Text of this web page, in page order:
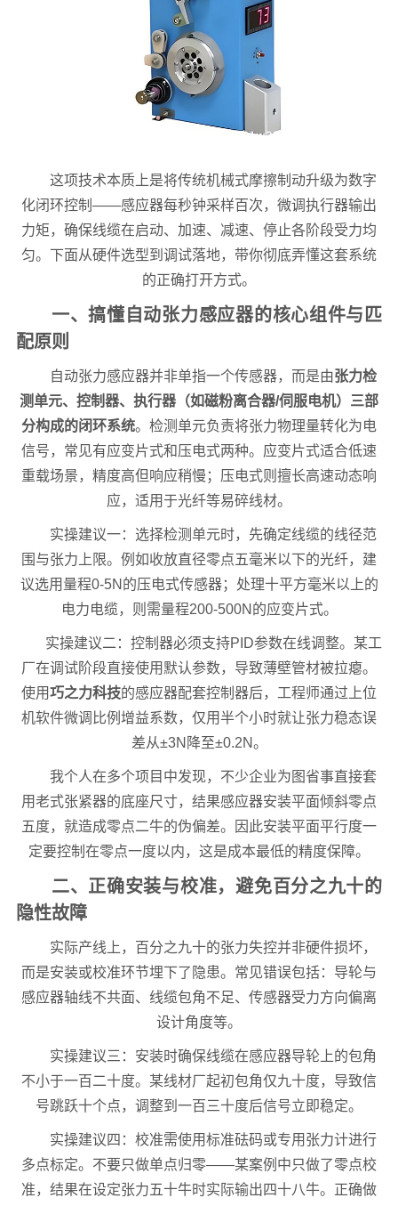
这项技术本质上是将传统机械式摩擦制动升级为数字
化闭环控制——感应器每秒钟采样百次，微调执行器输出
力矩，确保线缆在启动、加速、减速、停止各阶段受力均
匀。下面从硬件选型到调试落地，带你彻底弄懂这套系统
的正确打开方式。
一、搞懂自动张力感应器的核心组件与匹
配原则
自动张力感应器并非单指一个传感器，而是由张力检
测单元、控制器、执行器（如磁粉离合器/伺服电机）三部
分构成的闭环系统。检测单元负责将张力物理量转化为电
信号，常见有应变片式和压电式两种。应变片式适合低速
重载场景，精度高但响应稍慢；压电式则擅长高速动态响
应，适用于光纤等易碎线材。
实操建议一：选择检测单元时，先确定线缆的线径范
围与张力上限。例如收放直径零点五毫米以下的光纤，建
议选用量程0-5N的压电式传感器；处理十平方毫米以上的
电力电缆，则需量程200-500N的应变片式。
实操建议二：控制器必须支持PID参数在线调整。某工
厂在调试阶段直接使用默认参数，导致薄壁管材被拉瘪。
使用巧之力科技的感应器配套控制器后，工程师通过上位
机软件微调比例增益系数，仅用半个小时就让张力稳态误
差从±3N降至±0.2N。
我个人在多个项目中发现，不少企业为图省事直接套
用老式张紧器的底座尺寸，结果感应器安装平面倾斜零点
五度，就造成零点二牛的伪偏差。因此安装平面平行度一
定要控制在零点一度以内，这是成本最低的精度保障。
二、正确安装与校准，避免百分之九十的
隐性故障
实际产线上，百分之九十的张力失控并非硬件损坏，
而是安装或校准环节埋下了隐患。常见错误包括：导轮与
感应器轴线不共面、线缆包角不足、传感器受力方向偏离
设计角度等。
实操建议三：安装时确保线缆在感应器导轮上的包角
不小于一百二十度。某线材厂起初包角仅九十度，导致信
号跳跃十个点，调整到一百三十度后信号立即稳定。
实操建议四：校准需使用标准砝码或专用张力计进行
多点标定。不要只做单点归零——某案例中只做了零点校
准，结果在设定张力五十牛时实际输出四十八牛。正确做